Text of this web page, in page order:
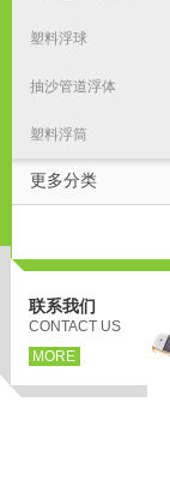
塑料浮球
抽沙管道浮体
塑料浮筒
更多分类
联系我们
CONTACT US
MORE